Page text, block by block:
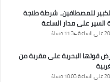
للمصطافين.. شرطة طنجة
السير على مدار الساعة
قوتها البحرية على مقربة من